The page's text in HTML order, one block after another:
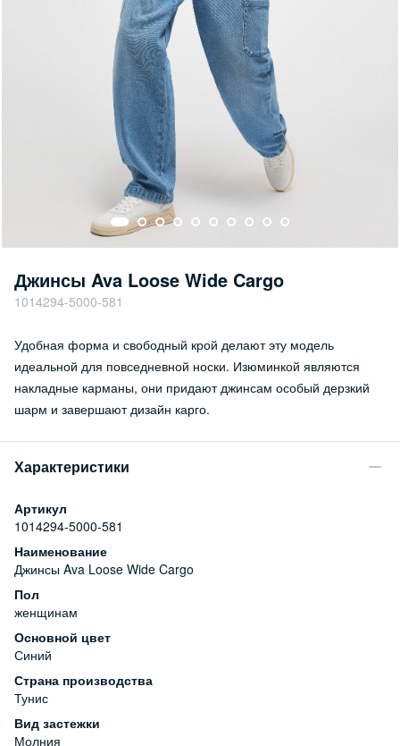
Джинсы Ava Loose Wide Cargo
1014294-5000-581
Удобная форма и свободный крой делают эту модель
идеальной для повседневной носки. Изюминкой являются
накладные карманы, они придают джинсам особый дерзкий
шарм и завершают дизайн карго.
Характеристики
Артикул
1014294-5000-581
Наименование
Джинсы Ava Loose Wide Cargo
Пол
женщинам
Основной цвет
Синий
Страна производства
Тунис
Вид застежки
Молния